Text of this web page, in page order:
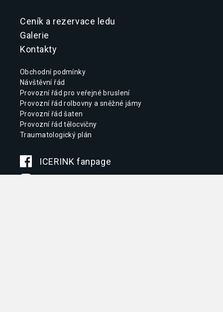
Ceník a rezervace ledu
Galerie
Kontakty
Obchodní podmínky
Návštěvní řád
Provozní řád pro veřejné bruslení
Provozní řád rolbovny a sněžné jámy
Provozní řád šaten
Provozní řád tělocvičny
Traumatologický plán
ICERINK fanpage